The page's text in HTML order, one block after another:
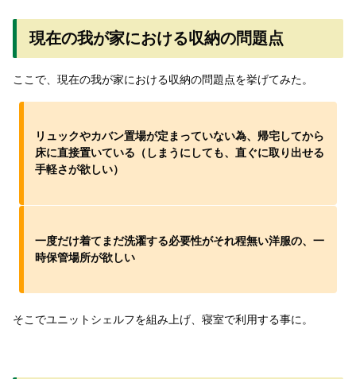
現在の我が家における収納の問題点
ここで、現在の我が家における収納の問題点を挙げてみた。
リュックやカバン置場が定まっていない為、帰宅してから
床に直接置いている（しまうにしても、直ぐに取り出せる
手軽さが欲しい）
一度だけ着てまだ洗濯する必要性がそれ程無い洋服の、一
時保管場所が欲しい
そこでユニットシェルフを組み上げ、寝室で利用する事に。